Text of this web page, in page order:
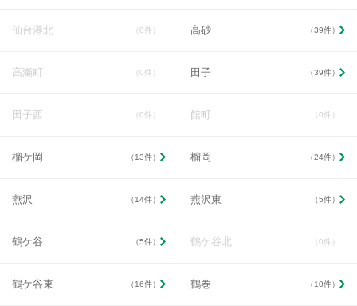
仙台港北 （0件） 高砂 （39件）
高瀬町 （0件） 田子 （39件）
田子西 （0件） 館町 （0件）
榴ケ岡 （13件） 榴岡 （24件）
燕沢 （14件） 燕沢東 （5件）
鶴ケ谷 （5件） 鶴ケ谷北 （0件）
鶴ケ谷東 （16件） 鶴巻 （10件）